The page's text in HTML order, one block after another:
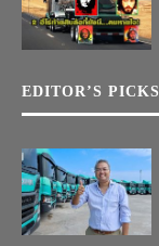
EDITOR’S PICKS